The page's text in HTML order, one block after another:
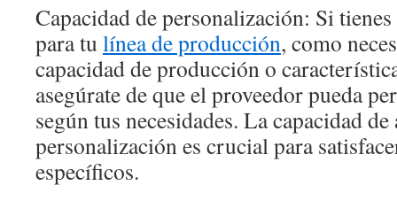
Capacidad de personalización: Si
para tu línea de producción, como
capacidad de producción o
asegúrate de que el proveedor pueda
según tus necesidades. La capacidad
personalización es crucial para
específicos.